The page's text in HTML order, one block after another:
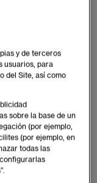
el crecimiento
de EAE
toda la
con temas
con
reales y
de los
y de terceros
usuarios, para
del Site, así como
sobre la base de un
(por ejemplo,
(por ejemplo, en
todas las